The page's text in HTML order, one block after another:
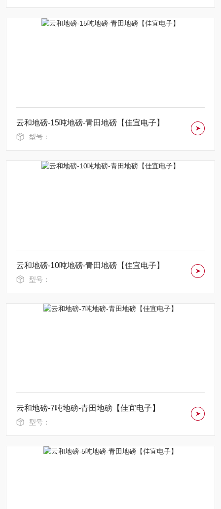
云和地磅-15吨地磅-青田地磅【佳宜电子】
型号：
云和地磅-10吨地磅-青田地磅【佳宜电子】
型号：
云和地磅-7吨地磅-青田地磅【佳宜电子】
型号：